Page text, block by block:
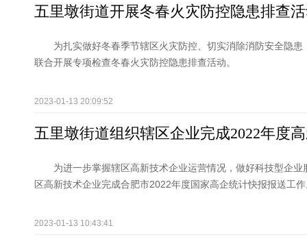
五里墩街道开展冬春火灾防控隐患排查
为扎实做好冬春季节辖区火灾防控、切实消除消防安全隐
联合开展专项检查冬春火灾防控隐患排查活动。
2023-01-13 20:09:52
五里墩街道组织辖区企业完成2022年度
为进一步掌握辖区高新技术企业运营情况，做好科技型企
区高新技术企业完成合肥市2022年度国家高企统计快报报送工
2023-01-13 10:43:41